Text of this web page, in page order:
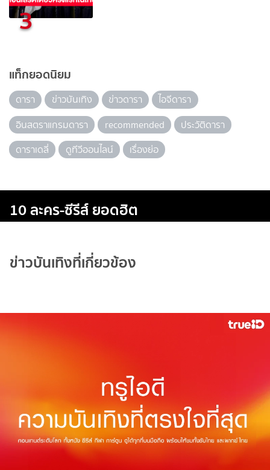
3
แท็กยอดนิยม
ดารา ข่าวบันเทิง ข่าวดารา
ไอจีดารา
อินสตราแกรมดารา
recommended
ประวัติดารา
ดาราเดลี่
ดูทีวีออนไลน์ เรื่องย่อ
10 ละคร-ซีรีส์ ยอดฮิต
ข่าวบันเทิงที่เกี่ยวข้อง